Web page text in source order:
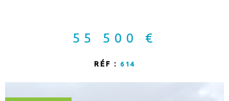
55 500 €
RÉF : 614
RECHERCHER